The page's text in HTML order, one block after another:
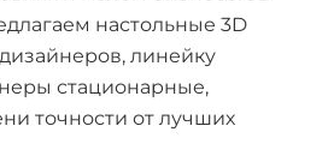
настольные 3D
линейку
стационарные,
точности от лучших